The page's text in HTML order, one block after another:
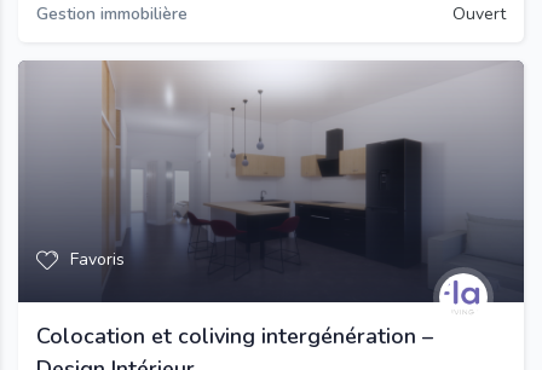
Gestion immobilière Ouvert
Favoris
Colocation et coliving intergénération –